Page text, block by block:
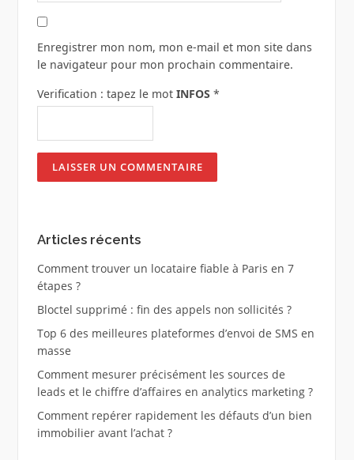
Enregistrer mon nom, mon e-mail et mon site dans
le navigateur pour mon prochain commentaire.
Verification : tapez le mot INFOS *
Articles récents
Comment trouver un locataire fiable à Paris en 7
étapes ?
Bloctel supprimé : fin des appels non sollicités ?
Top 6 des meilleures plateformes d’envoi de SMS en
masse
Comment mesurer précisément les sources de
leads et le chiffre d’affaires en analytics marketing ?
Comment repérer rapidement les défauts d’un bien
immobilier avant l’achat ?